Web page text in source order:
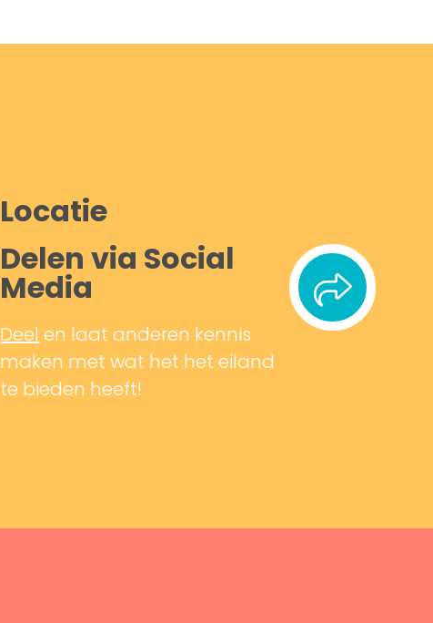
Locatie
Delen via Social
Media
Deel en laat anderen kennis
maken met wat het het eiland
te bieden heeft!